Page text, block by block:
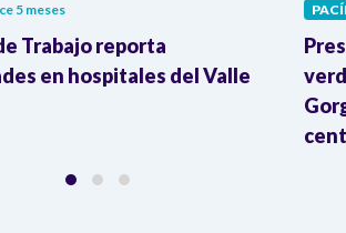
5 meses
Trabajo reporta
en hospitales del Valle